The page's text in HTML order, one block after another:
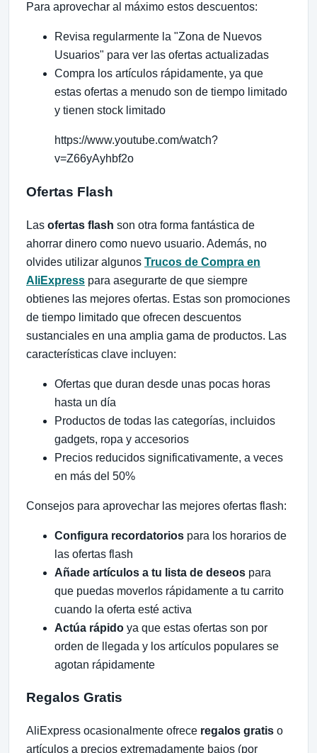
Para aprovechar al máximo estos descuentos:
Revisa regularmente la "Zona de Nuevos
Usuarios" para ver las ofertas actualizadas
Compra los artículos rápidamente, ya que
estas ofertas a menudo son de tiempo limitado
y tienen stock limitado
https://www.youtube.com/watch?
v=Z66yAyhbf2o
Ofertas Flash
Las ofertas flash son otra forma fantástica de
ahorrar dinero como nuevo usuario. Además, no
olvides utilizar algunos Trucos de Compra en
AliExpress para asegurarte de que siempre
obtienes las mejores ofertas. Estas son promociones
de tiempo limitado que ofrecen descuentos
sustanciales en una amplia gama de productos. Las
características clave incluyen:
Ofertas que duran desde unas pocas horas
hasta un día
Productos de todas las categorías, incluidos
gadgets, ropa y accesorios
Precios reducidos significativamente, a veces
en más del 50%
Consejos para aprovechar las mejores ofertas flash:
Configura recordatorios para los horarios de
las ofertas flash
Añade artículos a tu lista de deseos para
que puedas moverlos rápidamente a tu carrito
cuando la oferta esté activa
Actúa rápido ya que estas ofertas son por
orden de llegada y los artículos populares se
agotan rápidamente
Regalos Gratis
AliExpress ocasionalmente ofrece regalos gratis o
artículos a precios extremadamente bajos (por